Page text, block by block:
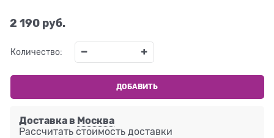
2 190 руб.
Количество:
ДОБАВИТЬ
Доставка в Москва
Рассчитать стоимость доставки